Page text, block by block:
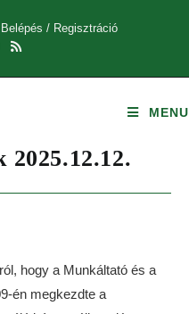
Belépés / Regisztráció
MENU
2025.12.12.
hogy a Munkáltató és a
én megkezdte a